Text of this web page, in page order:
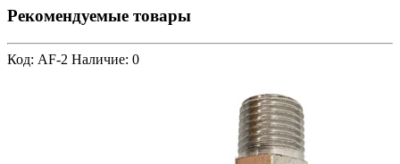
Рекомендуемые товары
Код: AF-2 Наличие: 0